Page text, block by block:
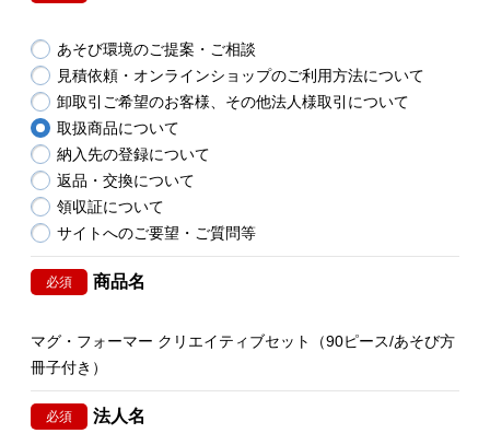
あそび環境のご提案・ご相談
見積依頼・オンラインショップのご利用方法について
卸取引ご希望のお客様、その他法人様取引について
取扱商品について
納入先の登録について
返品・交換について
領収証について
サイトへのご要望・ご質問等
必須 商品名
マグ・フォーマー クリエイティブセット（90ピース/あそび方
冊子付き）
必須 法人名